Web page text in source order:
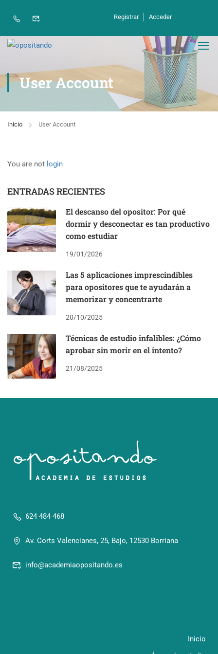
Registrar Acceder
User Account
Inicio User Account
You are not login
ENTRADAS RECIENTES
El descanso del opositor: Por qué
dormir y desconectar es tan productivo
como estudiar
19/01/2026
Las 5 aplicaciones imprescindibles
para opositores que te ayudarán a
memorizar y concentrarte
20/10/2025
Técnicas de estudio infalibles: ¿Cómo
aprobar sin morir en el intento?
21/08/2025
624 484 468
Av. Corts Valencianes, 25, Bajo, 12530 Borriana
info@academiaopositando.es
Inicio